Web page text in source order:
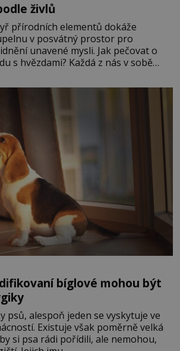
živlů
přírodních elementů dokáže
v posvátný prostor pro
unavené mysli. Jak pečovat o
s hvězdami? Každá z nás v sobě
naší pokožky. Ohnivá znamení
znamení Berana, Lva a Střelce v sobě
a neutuchající elán. Vaše
bíglové mohou být
psů, alespoň jeden se vyskytuje ve
Existuje však poměrně velká
si psa rádi pořídili, ale nemohou,